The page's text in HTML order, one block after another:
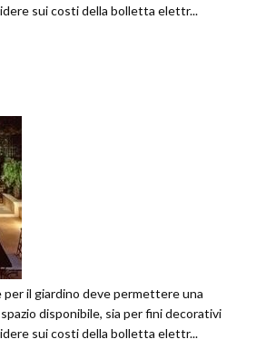
sui costi della bolletta elettr...
per il giardino deve permettere una
disponibile, sia per fini decorativi
sui costi della bolletta elettr...